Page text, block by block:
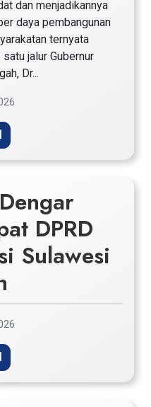
dan menjadikannya
daya pembangunan
ternyata
jalur Gubernur
Dr...
DPRD
Sulawesi